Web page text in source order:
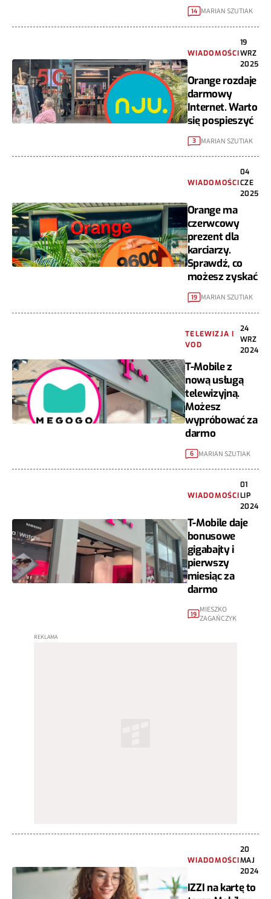
14 MARIAN SZUTIAK
WIADOMOŚCI
19
WRZ
2025
Orange rozdaje
darmowy
Internet. Warto
się pospieszyć
3 MARIAN SZUTIAK
WIADOMOŚCI
04
CZE
2025
Orange ma
czerwcowy
prezent dla
karciarzy.
Sprawdź, co
możesz zyskać
19 MARIAN SZUTIAK
TELEWIZJA I
VOD
24
WRZ
2024
T-Mobile z
nową usługą
telewizyjną.
Możesz
wypróbować za
darmo
6 MARIAN SZUTIAK
WIADOMOŚCI
01
LIP
2024
T-Mobile daje
bonusowe
gigabajty i
pierwszy
miesiąc za
darmo
19 MIESZKO
ZAGAŃCZYK
WIADOMOŚCI
20
MAJ
2024
IZZI na kartę to